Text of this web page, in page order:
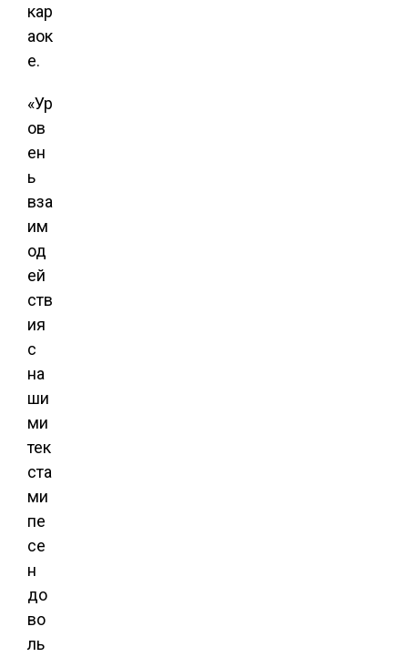
кар
аок
е.
«Ур
ов
ен
ь
вза
им
од
ей
ств
ия
с
на
ши
ми
тек
ста
ми
пе
се
н
до
во
ль